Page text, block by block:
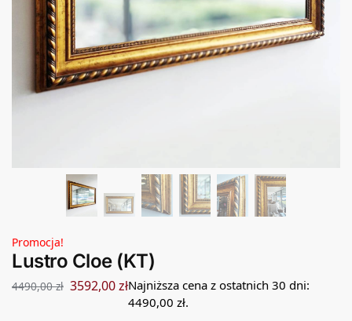
Promocja!
Lustro Cloe (KT)
4490,00zł 3592,00złNajniższa cena z ostatnich 30 dni:
4490,00 zł.